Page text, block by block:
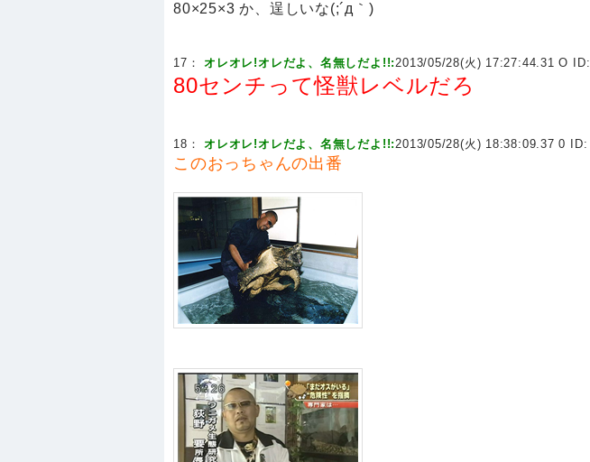
80×25×3 か、逞しいな(;´д｀)
17：オレオレ!オレだよ、名無しだよ!!:2013/05/28(火) 17:27:44.31 O ID:
80センチって怪獣レベルだろ
18：オレオレ!オレだよ、名無しだよ!!:2013/05/28(火) 18:38:09.37 0 ID:
このおっちゃんの出番